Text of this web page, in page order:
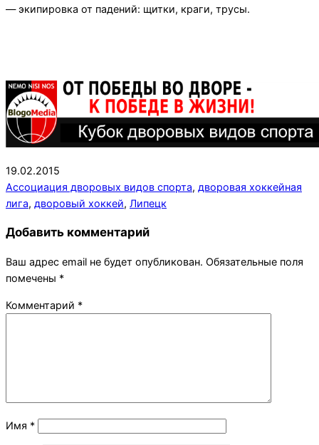
— экипировка от падений: щитки, краги, трусы.
2015-
02-
19
19.02.2015
Ассоциация дворовых видов спорта, дворовая хоккейная
лига, дворовый хоккей, Липецк
Добавить комментарий
Ваш адрес email не будет опубликован. Обязательные поля
помечены *
Комментарий *
Имя *